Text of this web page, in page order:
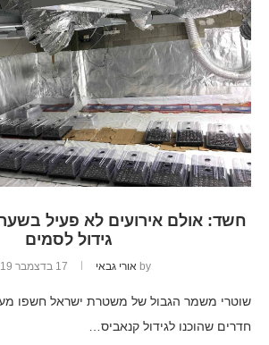
חשד: אולם אירועים לא פעיל
גידול לסמים
by אורי גבאי 17 בדצמבר 2019
חדרים שהוכנו לגידול קנאביס…